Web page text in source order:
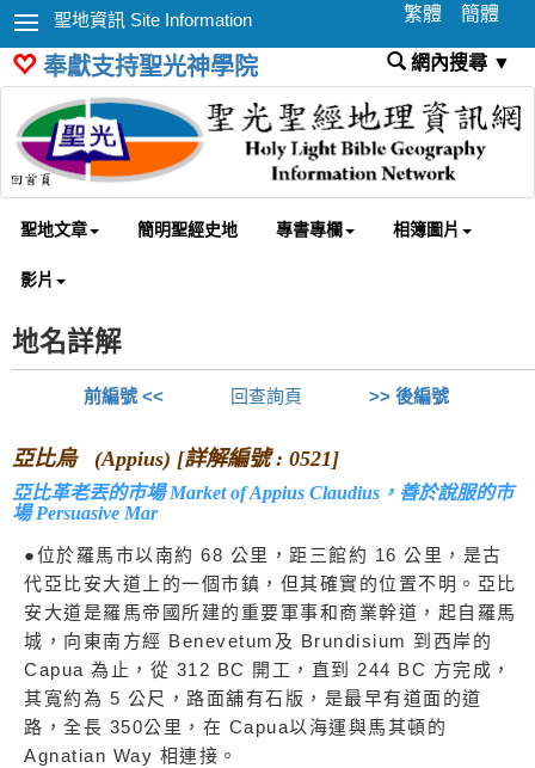
聖地資訊 Site Information 繁體 簡體
奉獻支持聖光神學院 網內搜尋 ▼
聖地文章 簡明聖經史地 專書專欄 相簿圖片
影片
地名詳解
前編號 << >> 後編號
回查詢頁
亞比烏 (Appius) [詳解編號 : 0521]
亞比革老丟的市場 Market of Appius Claudius，善於說服的市
場 Persuasive Mar
●位於羅馬市以南約 68 公里，距三館約 16 公里，是古
代亞比安大道上的一個市鎮，但其確實的位置不明。亞比
安大道是羅馬帝國所建的重要軍事和商業幹道，起自羅馬
城，向東南方經 Benevetum及 Brundisium 到西岸的
Capua 為止，從 312 BC 開工，直到 244 BC 方完成，
其寬約為 5 公尺，路面舖有石版，是最早有道面的道
路，全長 350公里，在 Capua以海運與馬其頓的
Agnatian Way 相連接。